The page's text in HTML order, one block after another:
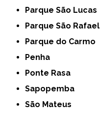
Parque São Lucas
Parque São Rafael
Parque do Carmo
Penha
Ponte Rasa
Sapopemba
São Mateus